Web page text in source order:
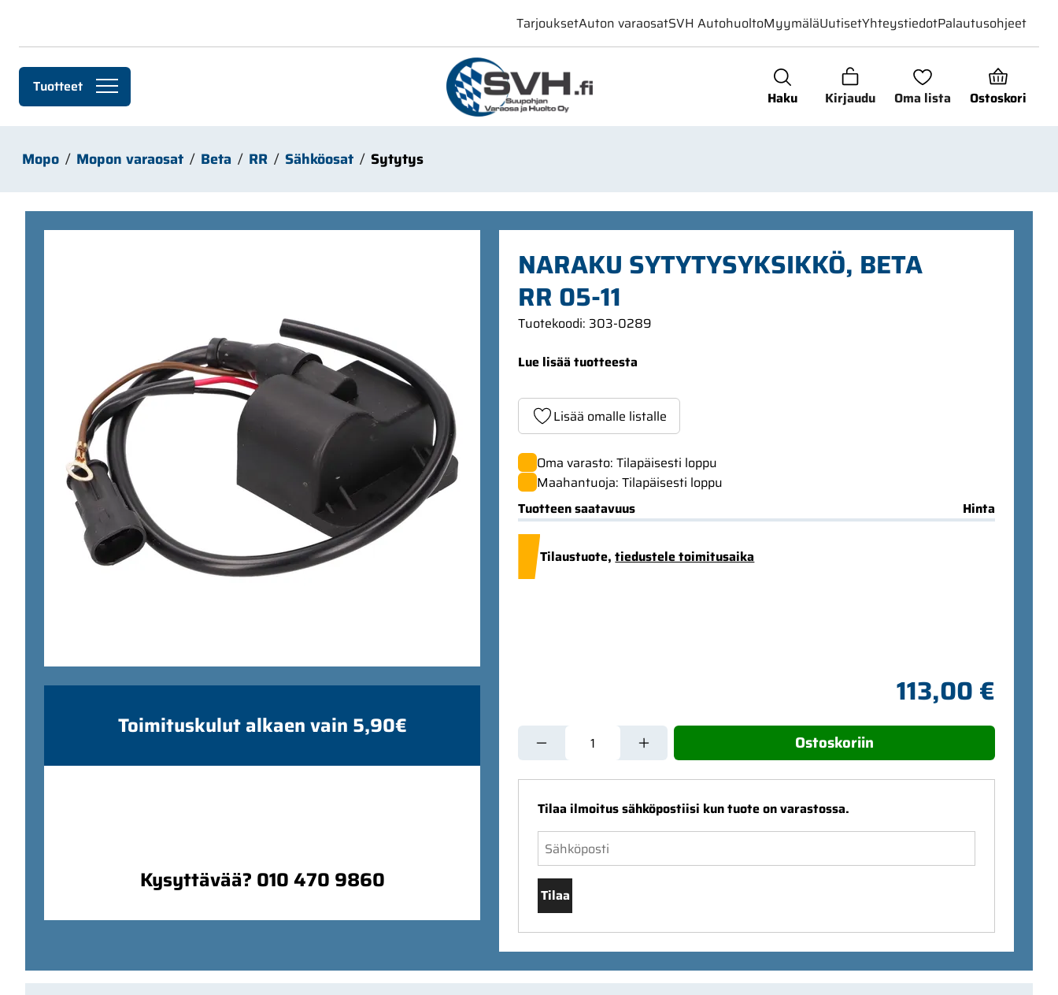
Haku Kirjaudu Oma lista Ostoskori
Tuotteet
TarjouksetAuton varaosatSVH AutohuoltoMyymäläUutisetYhteystiedotPalautusohjeet
Mopo Mopon varaosat Beta RR Sähköosat Sytytys
NARAKU SYTYTYSYKSIKKÖ, BETA
RR 05-11
Ohita kuvat
Tuotekoodi: 303-0289
Lue lisää tuotteesta
Lisää omalle listalle
Oma varasto: Tilapäisesti loppu
Maahantuoja: Tilapäisesti loppu
Tuotteen saatavuus
Hinta
Tilaustuote,tiedustele toimitusaika
113,00 €
Ostoskoriin
Tilaa ilmoitus sähköpostiisi kun tuote on varastossa.
Tilaa
Toimituskulut alkaen vain 5,90€
Kysyttävää? 010 470 9860